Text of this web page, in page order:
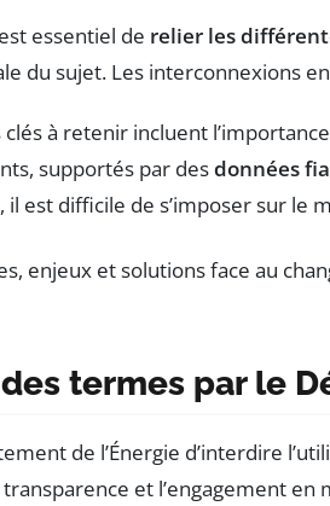
essentiel de relier les
du sujet. Les interconnexions
à retenir incluent l’importance
supportés par desdonnées
est difficile de s’imposer sur le
termes par le
de l’Énergie d’interdire
et l’engagement